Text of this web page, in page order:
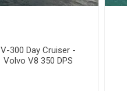
V-300 Day Cruiser -
Volvo V8 350 DPS